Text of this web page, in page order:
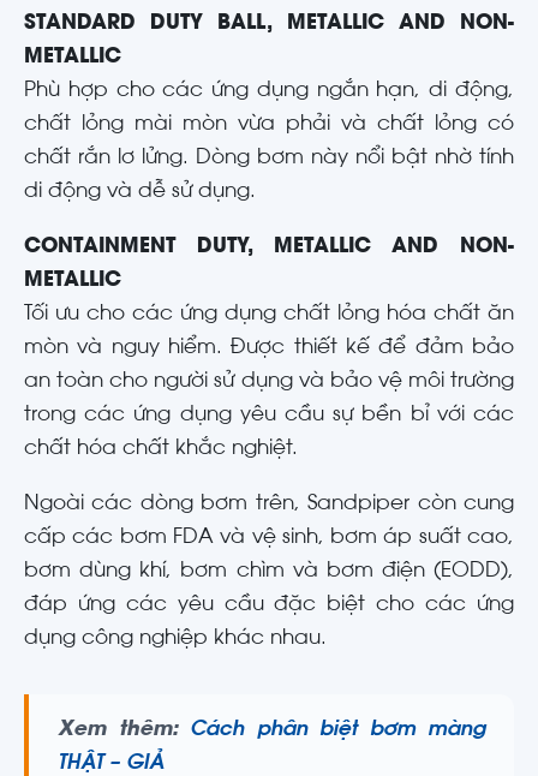
STANDARD DUTY BALL, METALLIC AND NON-
METALLIC
Phù hợp cho các ứng dụng ngắn hạn, di động,
chất lỏng mài mòn vừa phải và chất lỏng có
chất rắn lơ lửng. Dòng bơm này nổi bật nhờ tính
di động và dễ sử dụng.
CONTAINMENT DUTY, METALLIC AND NON-
METALLIC
Tối ưu cho các ứng dụng chất lỏng hóa chất ăn
mòn và nguy hiểm. Được thiết kế để đảm bảo
an toàn cho người sử dụng và bảo vệ môi trường
trong các ứng dụng yêu cầu sự bền bỉ với các
chất hóa chất khắc nghiệt.
Ngoài các dòng bơm trên, Sandpiper còn cung
cấp các bơm FDA và vệ sinh, bơm áp suất cao,
bơm dùng khí, bơm chìm và bơm điện (EODD),
đáp ứng các yêu cầu đặc biệt cho các ứng
dụng công nghiệp khác nhau.
Xem thêm: Cách phân biệt bơm màng
THẬT – GIẢ